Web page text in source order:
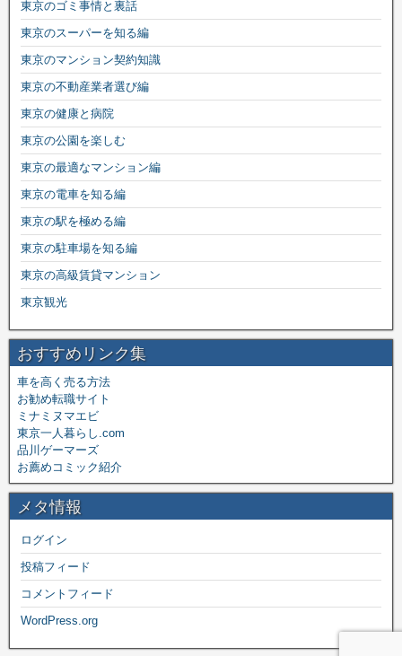
東京のゴミ事情と裏話
東京のスーパーを知る編
東京のマンション契約知識
東京の不動産業者選び編
東京の健康と病院
東京の公園を楽しむ
東京の最適なマンション編
東京の電車を知る編
東京の駅を極める編
東京の駐車場を知る編
東京の高級賃貸マンション
東京観光
おすすめリンク集
車を高く売る方法
お勧め転職サイト
ミナミヌマエビ
東京一人暮らし.com
品川ゲーマーズ
お薦めコミック紹介
メタ情報
ログイン
投稿フィード
コメントフィード
WordPress.org